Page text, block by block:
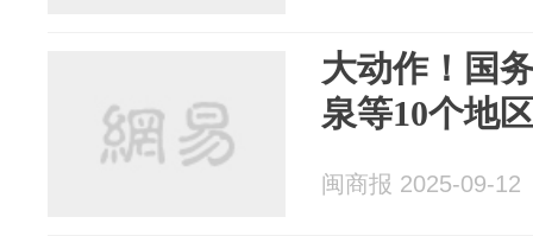
大动作！国
泉等10个地
闽商报 2025-09-12